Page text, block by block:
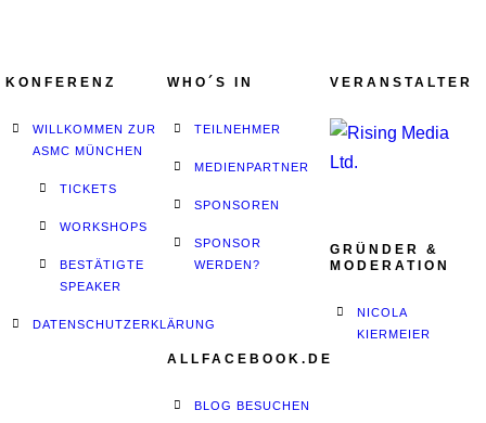
KONFERENZ
WILLKOMMEN ZUR
ASMC MÜNCHEN
TICKETS
WORKSHOPS
BESTÄTIGTE
SPEAKER
DATENSCHUTZERKLÄRUNG
WHO´S IN
TEILNEHMER
MEDIENPARTNER
SPONSOREN
SPONSOR
WERDEN?
ALLFACEBOOK.DE
BLOG BESUCHEN
VERANSTALTER
GRÜNDER &
MODERATION
NICOLA
KIERMEIER